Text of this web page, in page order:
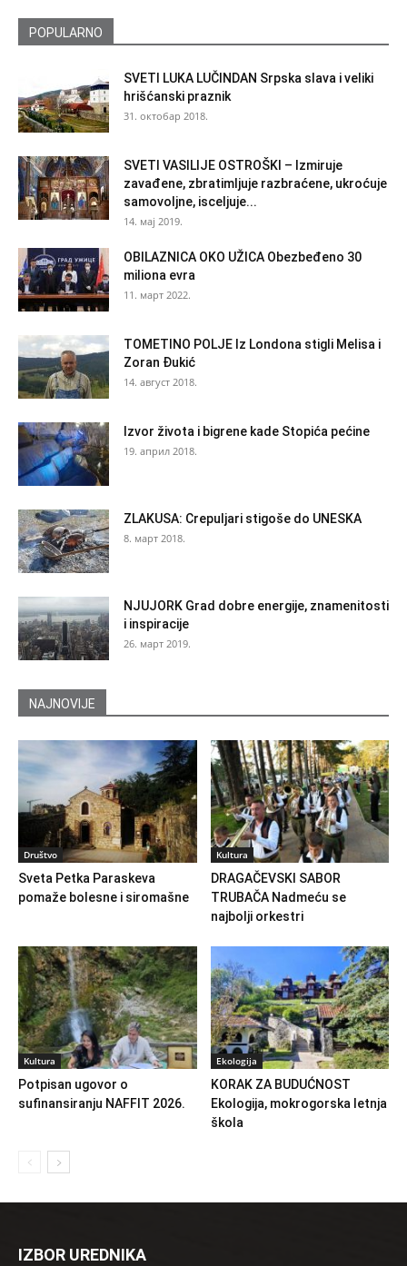
POPULARNO
SVETI LUKA LUČINDAN Srpska slava i veliki
hrišćanski praznik
31. октобар 2018.
SVETI VASILIJE OSTROŠKI – Izmiruje
zavađene, zbratimljuje razbraćene, ukroćuje
samovoljne, isceljuje...
14. мај 2019.
OBILAZNICA OKO UŽICA Obezbeđeno 30
miliona evra
11. март 2022.
TOMETINO POLJE Iz Londona stigli Melisa i
Zoran Đukić
14. август 2018.
Izvor života i bigrene kade Stopića pećine
19. април 2018.
ZLAKUSA: Crepuljari stigoše do UNESKA
8. март 2018.
NJUJORK Grad dobre energije, znamenitosti
i inspiracije
26. март 2019.
NAJNOVIJE
Društvo
Sveta Petka Paraskeva
pomaže bolesne i siromašne
Kultura
DRAGAČEVSKI SABOR
TRUBAČA Nadmeću se
najbolji orkestri
Kultura
Potpisan ugovor o
sufinansiranju NAFFIT 2026.
Ekologija
KORAK ZA BUDUĆNOST
Ekologija, mokrogorska letnja
škola
IZBOR UREDNIKA